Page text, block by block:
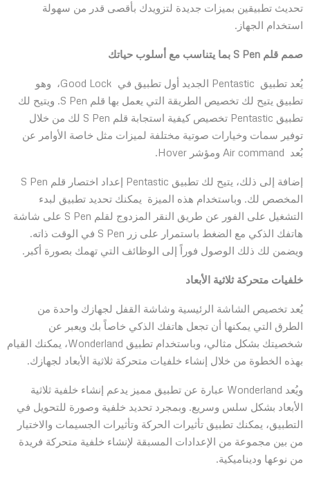
تحديث تطبيقين بميزات جديدة لتزويدك بأقصى قدر من سهولة
استخدام الجهاز.
صمم قلم بما يتناسب مع أسلوب حياتك
يُعد تطبيق Pentastic الجديد أول تطبيق في Good Lock، وهو
تطبيق يتيح لك تخصيص الطريقة التي يعمل بها قلم S Pen. ويتيح لك
تطبيق Pentastic تخصيص كيفية استجابة قلم S Pen لك من خلال
توفير سمات وخيارات صوتية مختلفة لميزات مثل خاصة الأوامر عن
بُعد Air command ومؤشر Hover.
إضافة إلى ذلك، يتيح لك تطبيق Pentastic إعداد اختصار قلم S Pen
المخصص لك. وباستخدام هذه الميزة يمكنك تحديد تطبيق لبدء
التشغيل على الفور عن طريق النقر المزدوج لقلم S Pen على شاشة
هاتفك الذكي مع الضغط باستمرار على زر S Pen في الوقت ذاته.
ويضمن لك ذلك الوصول فوراً إلى الوظائف التي تهمك بصورة أكبر.
خلفيات متحركة ثلاثية الأبعاد
يُعد تخصيص الشاشة الرئيسية وشاشة القفل لجهازك واحدة من
الطرق التي يمكنها أن تجعل هاتفك الذكي خاصاً بك ويعبر عن
شخصيتك بشكل مثالي، وباستخدام تطبيق Wonderland، يمكنك القيام
بهذه الخطوة من خلال إنشاء خلفيات متحركة ثلاثية الأبعاد لجهازك.
ويُعد Wonderland عبارة عن تطبيق مميز يدعم إنشاء خلفية ثلاثية
الأبعاد بشكل سلس وسريع. وبمجرد تحديد خلفية وصورة للتحويل في
التطبيق، يمكنك تطبيق تأثيرات الحركة وتأثيرات الجسيمات والاختيار
من بين مجموعة من الإعدادات المسبقة لإنشاء خلفية متحركة فريدة
من نوعها وديناميكية.